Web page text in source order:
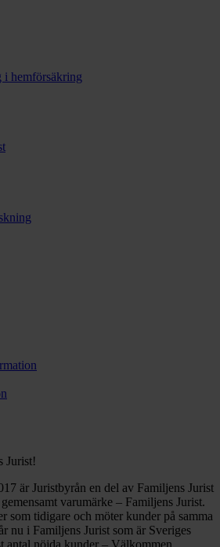
i hemförsäkring
Jurist!
är Juristbyrån en del av Familjens Jurist
varumärke – Familjens Jurist.
som tidigare och möter kunder på samma
nu i Familjens Jurist som är Sveriges
antal nöjda kunder – Välkommen.